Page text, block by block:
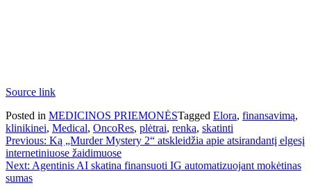
Source link
Posted in MEDICINOS PRIEMONĖSTagged Elora, finansavimą,
klinikinei, Medical, OncoRes, plėtrai, renka, skatinti
Navigacija
tarp
įrašų
Previous: Ką „Murder Mystery 2“ atskleidžia apie atsirandantį elgesį
internetiniuose žaidimuose
Next: Agentinis AI skatina finansuoti IG automatizuojant mokėtinas
sumas